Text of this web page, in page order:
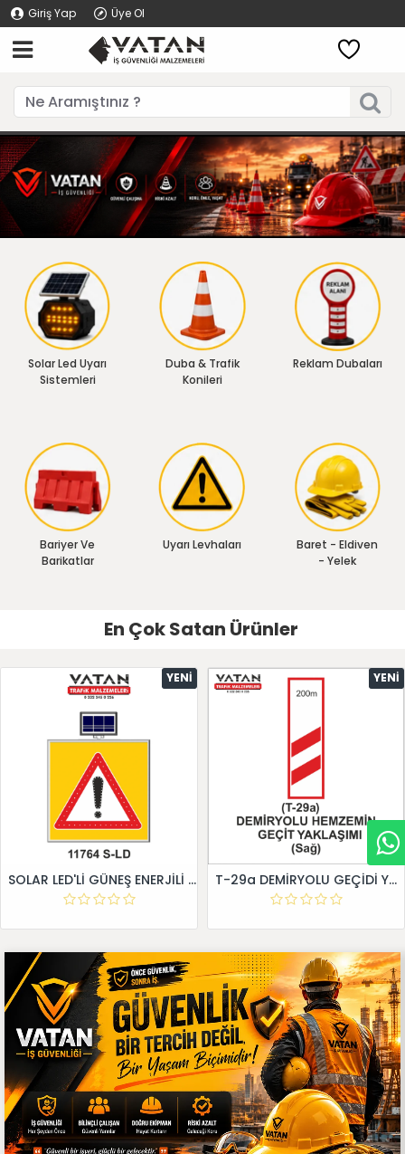
Giriş Yap Üye Ol
Solar Led Uyarı
Sistemleri
Duba & Trafik
Konileri
Reklam Dubaları
Bariyer Ve
Barikatlar
Uyarı Levhaları
Baret - Eldiven
- Yelek
En Çok Satan Ürünler
YENI
SOLAR LED'Lİ GÜNEŞ ENERJİLİ LEVHA
YENI
T-29a DEMİRYOLU GEÇİDİ YAKLAŞIM LEVHALARI (Sağ)